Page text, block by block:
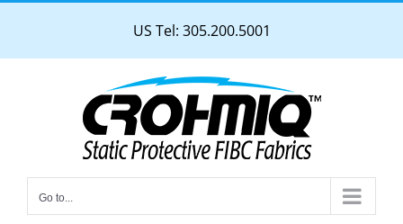
content
US Tel: 305.200.5001
Go to...